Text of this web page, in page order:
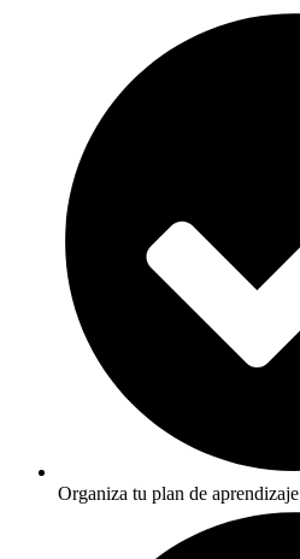
Organiza tu plan de aprendizaje